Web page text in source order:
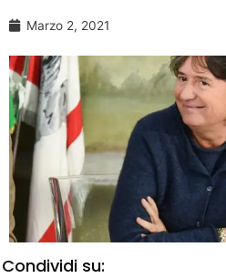
Marzo 2, 2021
Condividi su: